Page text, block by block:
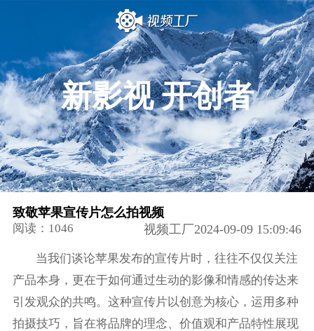
新影视 开创者
致敬苹果宣传片怎么拍视频
阅读：1046 视频工厂2024-09-09 15:09:46
当我们谈论苹果发布的宣传片时，往往不仅仅关注
产品本身，更在于如何通过生动的影像和情感的传达来
引发观众的共鸣。这种宣传片以创意为核心，运用多种
拍摄技巧，旨在将品牌的理念、价值观和产品特性展现